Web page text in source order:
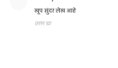
खूप सुंदर लेख आहे
उत्तर द्या